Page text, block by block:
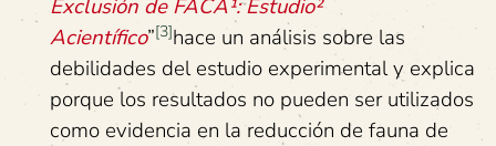
Exclusión de FACA¹: Estudio²
Acientífico”[3]hace un análisis sobre las
debilidades del estudio experimental y explica
porque los resultados no pueden ser utilizados
como evidencia en la reducción de fauna de